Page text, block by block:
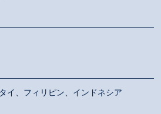
イ、フィリピン、インドネシア